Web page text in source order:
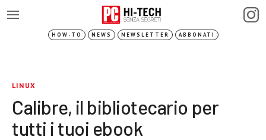
HOW-TO NEWS NEWSLETTER ABBONATI
LINUX
Calibre, il bibliotecario per
tutti i tuoi ebook